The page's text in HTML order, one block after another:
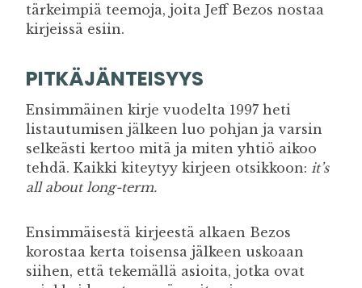
tärkeimpiä teemoja, joita Jeff Bezos nostaa
kirjeissä esiin.
PITKÄJÄNTEISYYS
Ensimmäinen kirje vuodelta 1997 heti
listautumisen jälkeen luo pohjan ja varsin
selkeästi kertoo mitä ja miten yhtiö aikoo
tehdä. Kaikki kiteytyy kirjeen otsikkoon: it’s
all about long-term.
Ensimmäisestä kirjeestä alkaen Bezos
korostaa kerta toisensa jälkeen uskoaan
siihen, että tekemällä asioita, jotka ovat